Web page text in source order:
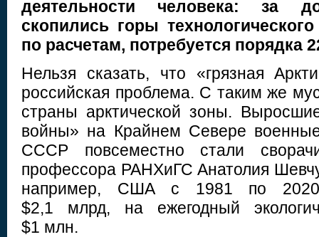
деятельности человека: за
скопились горы
по расчетам, потребуется порядка
Нельзя сказать, что «грязная
российская проблема. С таким же
страны арктической зоны.
войны» на Крайнем Севере
СССР повсеместно стали
профессора РАНХиГС Анатолия
например, США c 1981 по 2020
$2,1 млрд, на ежегодный
$1 млн.